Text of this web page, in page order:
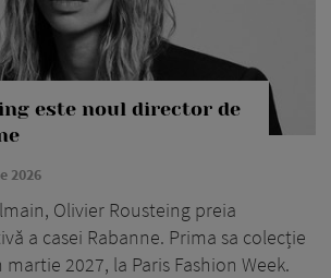
este noul director de
2026
Olivier Rousteing preia
a casei Rabanne. Prima sa colecție
2027, la Paris Fashion Week.